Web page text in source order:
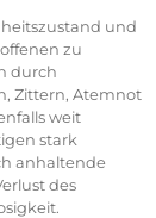
und
zu
durch
Zittern, Atemnot
weit
stark
anhaltende
des